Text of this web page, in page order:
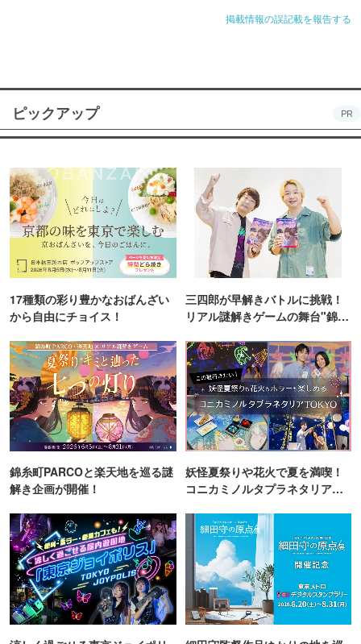
掲載情報の誤記載を報告する
ピックアップ PR
17種類の彩り豊かなおばんざい
から自由にチョイス！
三四郎が早解きバトルに挑戦！
リアル謎解きゲームの舞台"錦糸
錦糸町PARCOと楽天地を巡る謎
解き企画が開催！
妖怪夏祭りや花火で夏を満喫！
コニカミノルタプラネタリア